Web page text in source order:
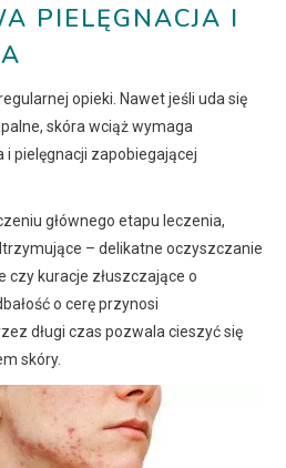
PIELĘGNACJA I
opieki. Nawet jeśli uda się
skóra wciąż wymaga
pielęgnacji zapobiegającej
głównego etapu leczenia,
– delikatne oczyszczanie
czy kuracje złuszczające o
o cerę przynosi
długi czas pozwala cieszyć się
skóry.